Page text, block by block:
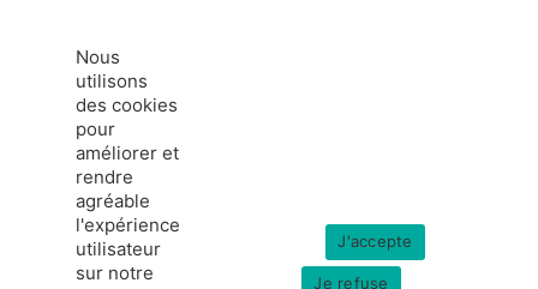
Nous
utilisons
des cookies
pour
améliorer et
rendre
agréable
l'expérience
utilisateur
sur notre
J'accepte
Je refuse